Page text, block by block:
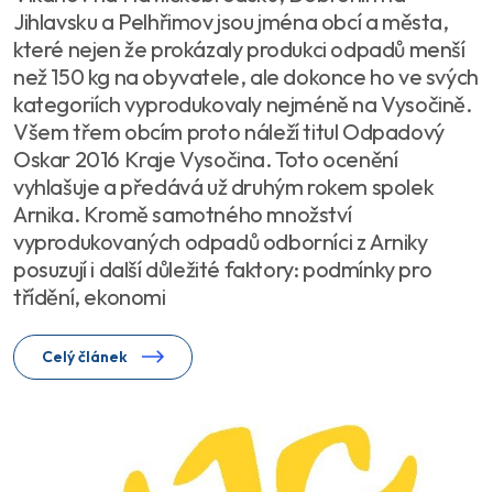
Jihlavsku a Pelhřimov jsou jména obcí a města,
které nejen že prokázaly produkci odpadů menší
než 150 kg na obyvatele, ale dokonce ho ve svých
kategoriích vyprodukovaly nejméně na Vysočině.
Všem třem obcím proto náleží titul Odpadový
Oskar 2016 Kraje Vysočina. Toto ocenění
vyhlašuje a předává už druhým rokem spolek
Arnika. Kromě samotného množství
vyprodukovaných odpadů odborníci z Arniky
posuzují i další důležité faktory: podmínky pro
třídění, ekonomi
Celý článek